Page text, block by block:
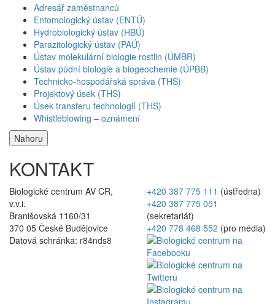
Adresář zaměstnanců
Entomologický ústav (ENTÚ)
Hydrobiologický ústav (HBÚ)
Parazitologický ústav (PAÚ)
Ústav molekulární biologie rostlin (ÚMBR)
Ústav půdní biologie a biogeochemie (ÚPBB)
Technicko-hospodářská správa (THS)
Projektový úsek (THS)
Úsek transferu technologií (THS)
Whistleblowing – oznámení
Nahoru
KONTAKT
Biologické centrum AV ČR,
v.v.i.
Branišovská 1160/31
370 05 České Budějovice
Datová schránka: r84nds8
+420 387 775 111 (ústředna)
+420 387 775 051
(sekretariát)
+420 778 468 552 (pro média)